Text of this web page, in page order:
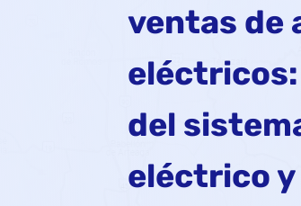
ventas de
del
eléctrico y